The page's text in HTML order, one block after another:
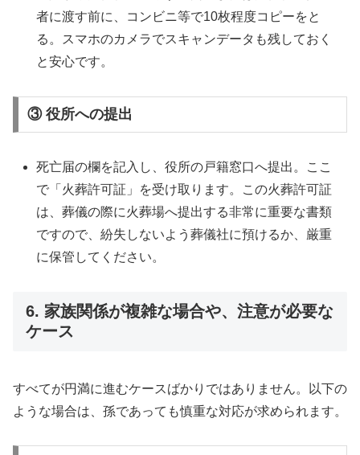
者に渡す前に、コンビニ等で10枚程度コピーをと
る。スマホのカメラでスキャンデータも残しておく
と安心です。
③ 役所への提出
死亡届の欄を記入し、役所の戸籍窓口へ提出。ここ
で「火葬許可証」を受け取ります。この火葬許可証
は、葬儀の際に火葬場へ提出する非常に重要な書類
ですので、紛失しないよう葬儀社に預けるか、厳重
に保管してください。
6. 家族関係が複雑な場合や、注意が必要な
ケース
すべてが円満に進むケースばかりではありません。以下の
ような場合は、孫であっても慎重な対応が求められます。